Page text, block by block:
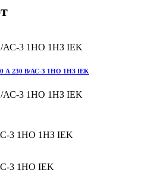
А 230 В/АС-3 1НО 1НЗ IEK
3 1НО 1НЗ IEK